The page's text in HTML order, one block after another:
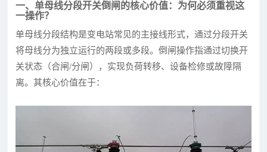
一、单母线分段开关倒闸的核心价值：为何必须重视这
一操作？
单母线分段结构是变电站常见的主接线形式，通过分段开关
将母线分为独立运行的两段或多段。倒闸操作指通过切换开
关状态（合闸/分闸），实现负荷转移、设备检修或故障隔
离。其核心价值在于：